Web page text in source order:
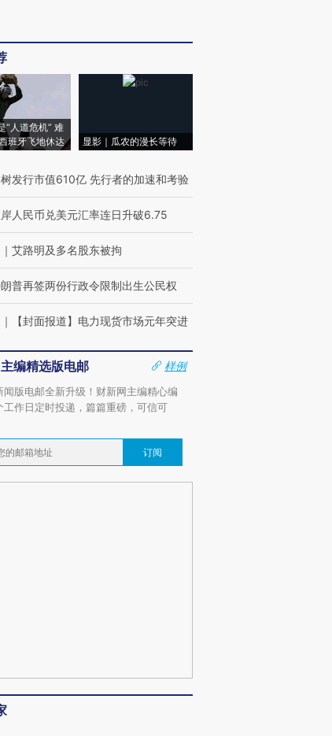
“人道危机” 难
班牙飞地休达
显影｜瓜农的漫长等待
发行市值610亿 先行者的加速和考验
人民币兑美元汇率连日升破6.75
｜ 艾路明及多名股东被拘
普再签两份行政令限制出生公民权
｜ 【封面报道】电力现货市场元年突进
编精选版电邮
样例
闻版电邮全新升级！财新网主编精心编
工作日定时投递，篇篇重磅，可信可
订阅